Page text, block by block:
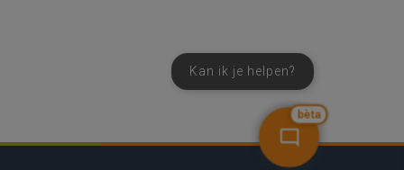
bèta
Kan ik je helpen?